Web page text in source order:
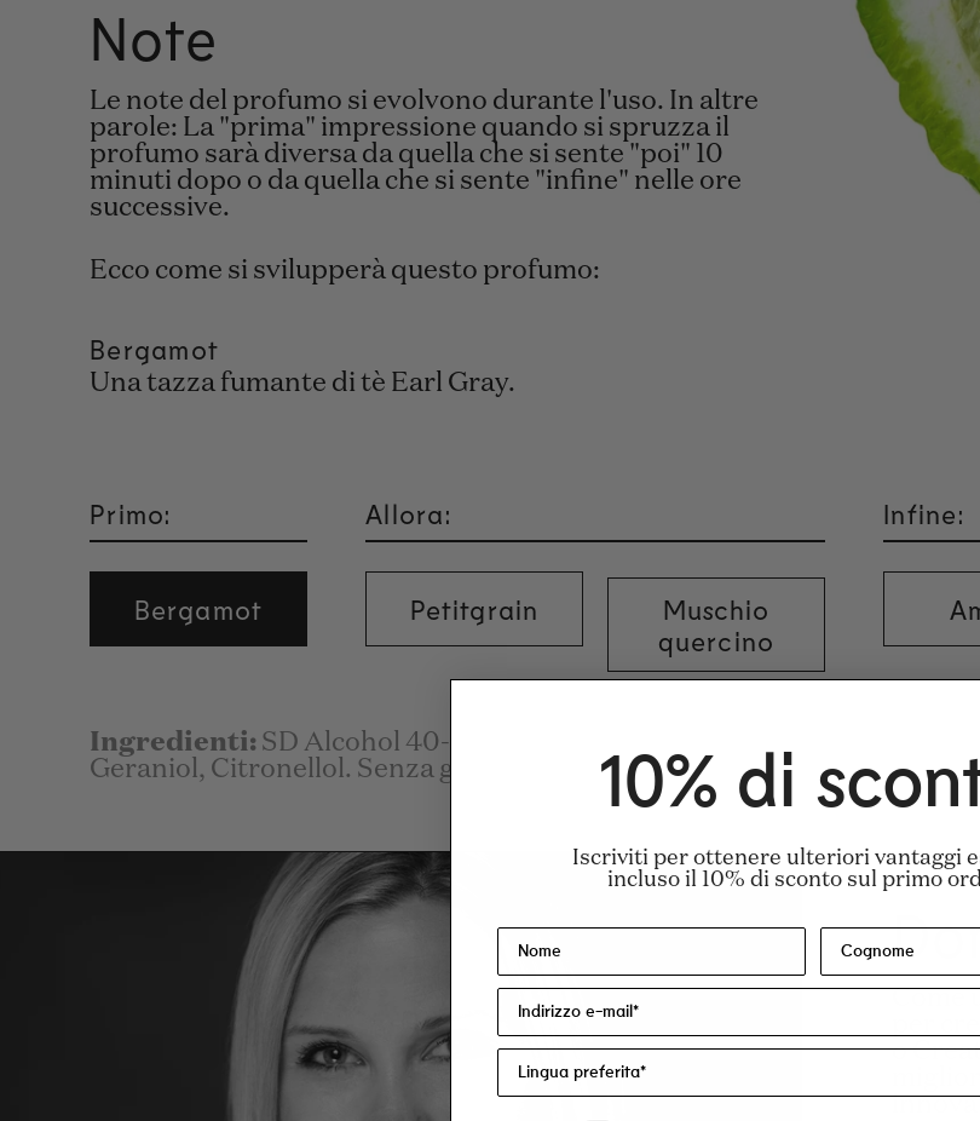
Note
Le note del profumo si evolvono durante l'uso. In altre
parole: La "prima" impressione quando si spruzza il
profumo sarà diversa da quella che si sente "poi" 10
minuti dopo o da quella che si sente "infine" nelle ore
successive.
Ecco come si svilupperà questo profumo:
Bergamot
Una tazza fumante di tè Earl Gray.
Primo:
Bergamot
Allora:
Petitgrain
Muschio
quercino
Infine:
Ingredienti: SD Alcohol 40-B (Alcohol Denat.), Parfum/Fragranza,
Geraniol, Citronellol. Senza genere. Certificato Leaping Bunny.
per
o
10% di
Iscriviti per ottenere ulteriori vantaggi
incluso il 10% di sconto sul primo